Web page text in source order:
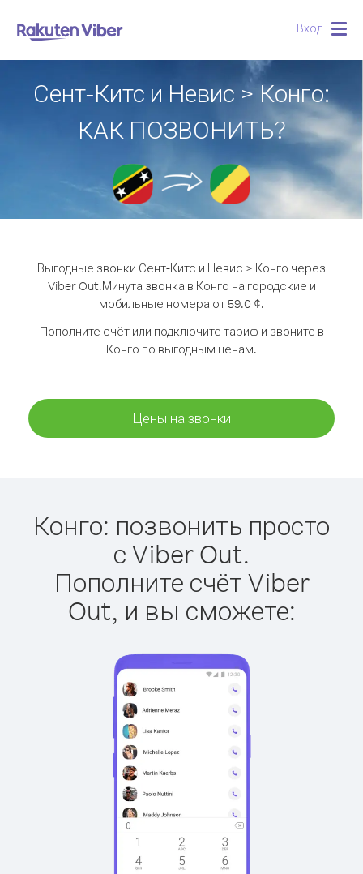
Вход
Сент-Китс и Невис > Конго:
КАК ПОЗВОНИТЬ?
Выгодные звонки Сент-Китс и Невис > Конго через
Viber Out.Минута звонка в Конго на городские и
мобильные номера от 59.0 ¢.
Пополните счёт или подключите тариф и звоните в
Конго по выгодным ценам.
Цены на звонки
Конго: позвонить просто
с Viber Out.
Пополните счёт Viber
Out, и вы сможете: